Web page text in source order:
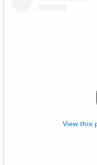
View this